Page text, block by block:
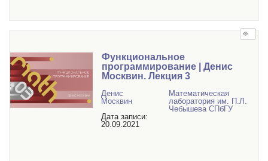
Функциональное
программирование | Денис
Москвин. Лекция 3
Денис
Москвин
Дата записи:
20.09.2021
Математичеcкая
лаборатория им. П.Л.
Чебышева СПбГУ